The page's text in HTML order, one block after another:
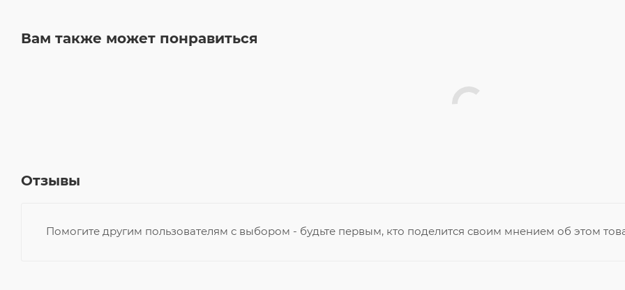
Вам также может понравиться
Отзывы
Помогите другим пользователям с выбором - будьте первым, кто поделится своим мнением об этом